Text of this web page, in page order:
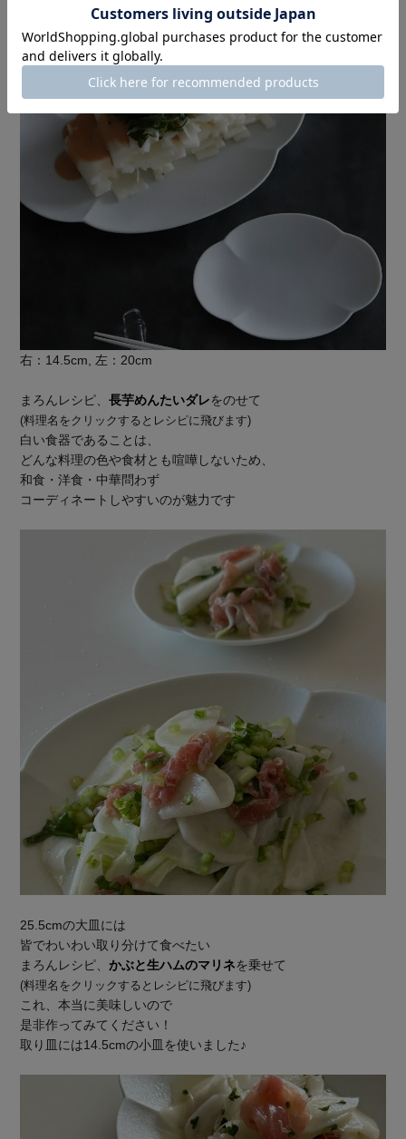
右：14.5cm, 左：20cm
まろんレシピ、長芋めんたいダレをのせて
(料理名をクリックするとレシピに飛びます)
白い食器であることは、
どんな料理の色や食材とも喧嘩しないため、
和食・洋食・中華問わず
コーディネートしやすいのが魅力です
25.5cmの大皿には
皆でわいわい取り分けて食べたい
まろんレシピ、かぶと生ハムのマリネを乗せて
(料理名をクリックするとレシピに飛びます)
これ、本当に美味しいので
是非作ってみてください！
取り皿には14.5cmの小皿を使いました♪